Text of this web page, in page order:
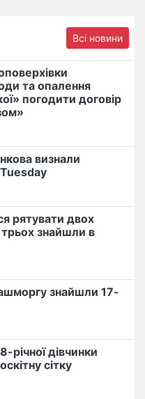
Всі новини
та опалення
погодити договір
визнали
рятувати двох
трьох знайшли в
знайшли 17-
річної дівчинки
сітку